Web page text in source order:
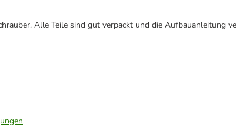
Alle Teile sind gut verpackt und die Aufbauanleitung